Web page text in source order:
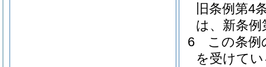
旧条例第4
は、新条
6
この条例
を受けて